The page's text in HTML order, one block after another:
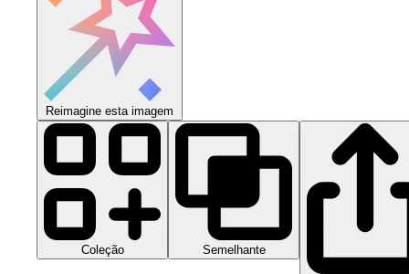
Reimagine esta imagem
Coleção Semelhante